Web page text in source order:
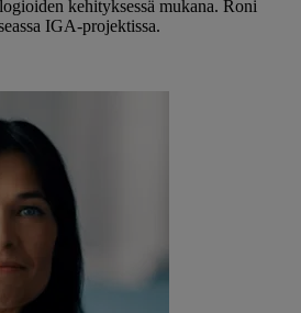
kehityksessä mukana. Roni
IGA-projektissa.